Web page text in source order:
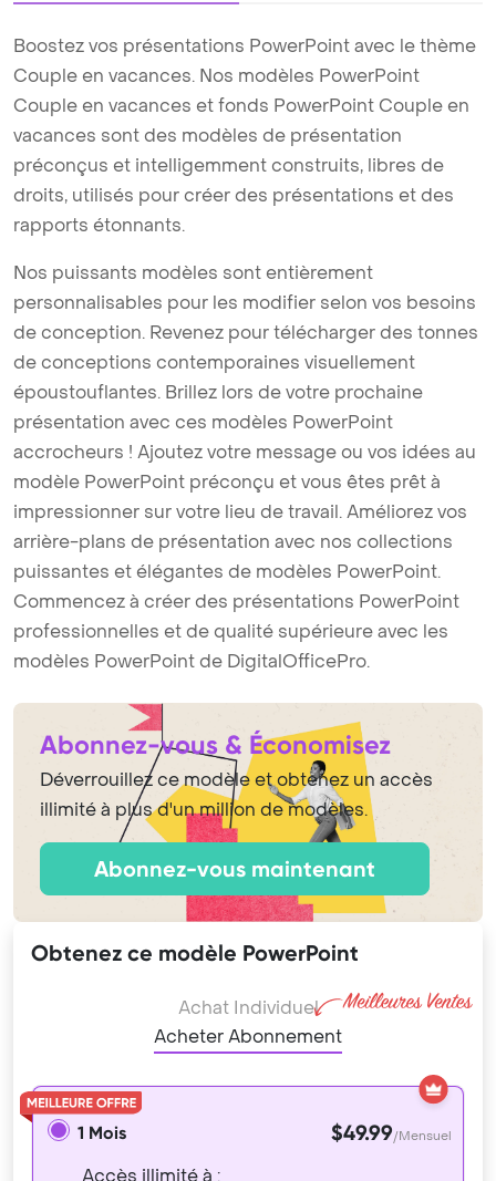
Boostez vos présentations PowerPoint avec le thème
Couple en vacances. Nos modèles PowerPoint
Couple en vacances et fonds PowerPoint Couple en
vacances sont des modèles de présentation
préconçus et intelligemment construits, libres de
droits, utilisés pour créer des présentations et des
rapports étonnants.
Nos puissants modèles sont entièrement
personnalisables pour les modifier selon vos besoins
de conception. Revenez pour télécharger des tonnes
de conceptions contemporaines visuellement
époustouflantes. Brillez lors de votre prochaine
présentation avec ces modèles PowerPoint
accrocheurs ! Ajoutez votre message ou vos idées au
modèle PowerPoint préconçu et vous êtes prêt à
impressionner sur votre lieu de travail. Améliorez vos
arrière-plans de présentation avec nos collections
puissantes et élégantes de modèles PowerPoint.
Commencez à créer des présentations PowerPoint
professionnelles et de qualité supérieure avec les
modèles PowerPoint de DigitalOfficePro.
Abonnez-vous & Économisez
Déverrouillez ce modèle et obtenez un accès
illimité à plus d'un million de modèles.
Abonnez-vous maintenant
Obtenez ce modèle PowerPoint
Achat Individuel
Acheter Abonnement
1 Mois $49.99/Mensuel
Accès illimité à :